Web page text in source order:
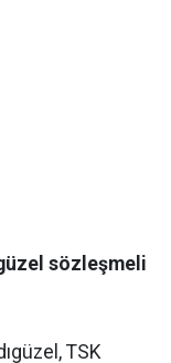
sözleşmeli
TSK